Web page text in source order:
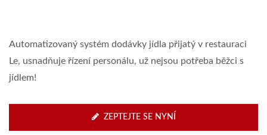
Automatizovaný systém dodávky jídla přijatý v restauraci
Le, usnadňuje řízení personálu, už nejsou potřeba běžci s
jídlem!
ZEPTEJTE SE NYNÍ